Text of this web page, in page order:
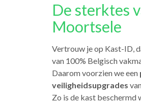
De sterktes
Moortsele
Vertrouw je op Kast-ID,
van 100% Belgisch
Daarom voorzien we een
veiligheidsupgrades
Zo is de kast beschermd